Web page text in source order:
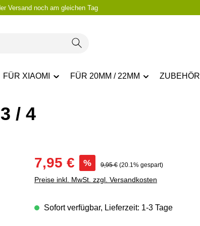
Versand noch am gleichen Tag
FÜR XIAOMI FÜR 20MM / 22MM ZUBEHÖR
/ 4
Verkaufspreis:
7,95 € % Regulärer Preis:
9,95 € (20.1% gespart)
Preise inkl. MwSt. zzgl. Versandkosten
Sofort verfügbar, Lieferzeit: 1-3 Tage